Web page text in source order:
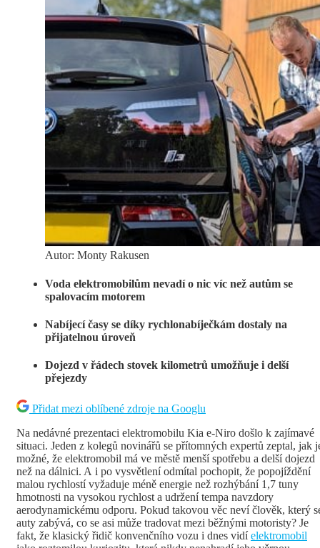
Autor: Monty Rakusen
Voda elektromobilům nevadí o nic víc než autům se
spalovacím motorem
Nabíjecí časy se díky rychlonabíječkám dostaly na
přijatelnou úroveň
Dojezd v řádech stovek kilometrů umožňuje i delší
přejezdy
Přidat mezi oblíbené zdroje na Googlu
Na nedávné prezentaci elektromobilu Kia e-Niro došlo k zajímavé
situaci. Jeden z kolegů novinářů se přítomných expertů zeptal, jak
možné, že elektromobil má ve městě menší spotřebu a delší dojezd
než na dálnici. A i po vysvětlení odmítal pochopit, že popojíždění
malou rychlostí vyžaduje méně energie než rozhýbání 1,7 tuny
hmotnosti na vysokou rychlost a udržení tempa navzdory
aerodynamickému odporu. Pokud takovou věc neví člověk, který
auty zabývá, co se asi může tradovat mezi běžnými motoristy? Je
fakt, že klasický řidič konvenčního vozu i dnes vidíelektromobil